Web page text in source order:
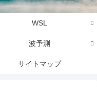
WSL
波予測
サイトマップ